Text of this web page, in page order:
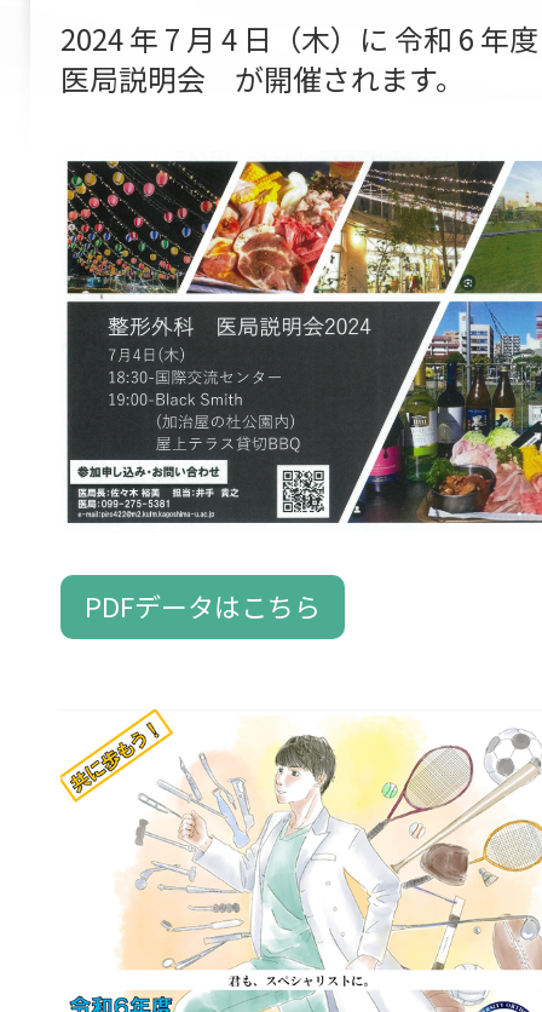
2024 年 7 月 4 日（木）に 令和 6
医局説明会 が開催されます。
PDFデータはこちら